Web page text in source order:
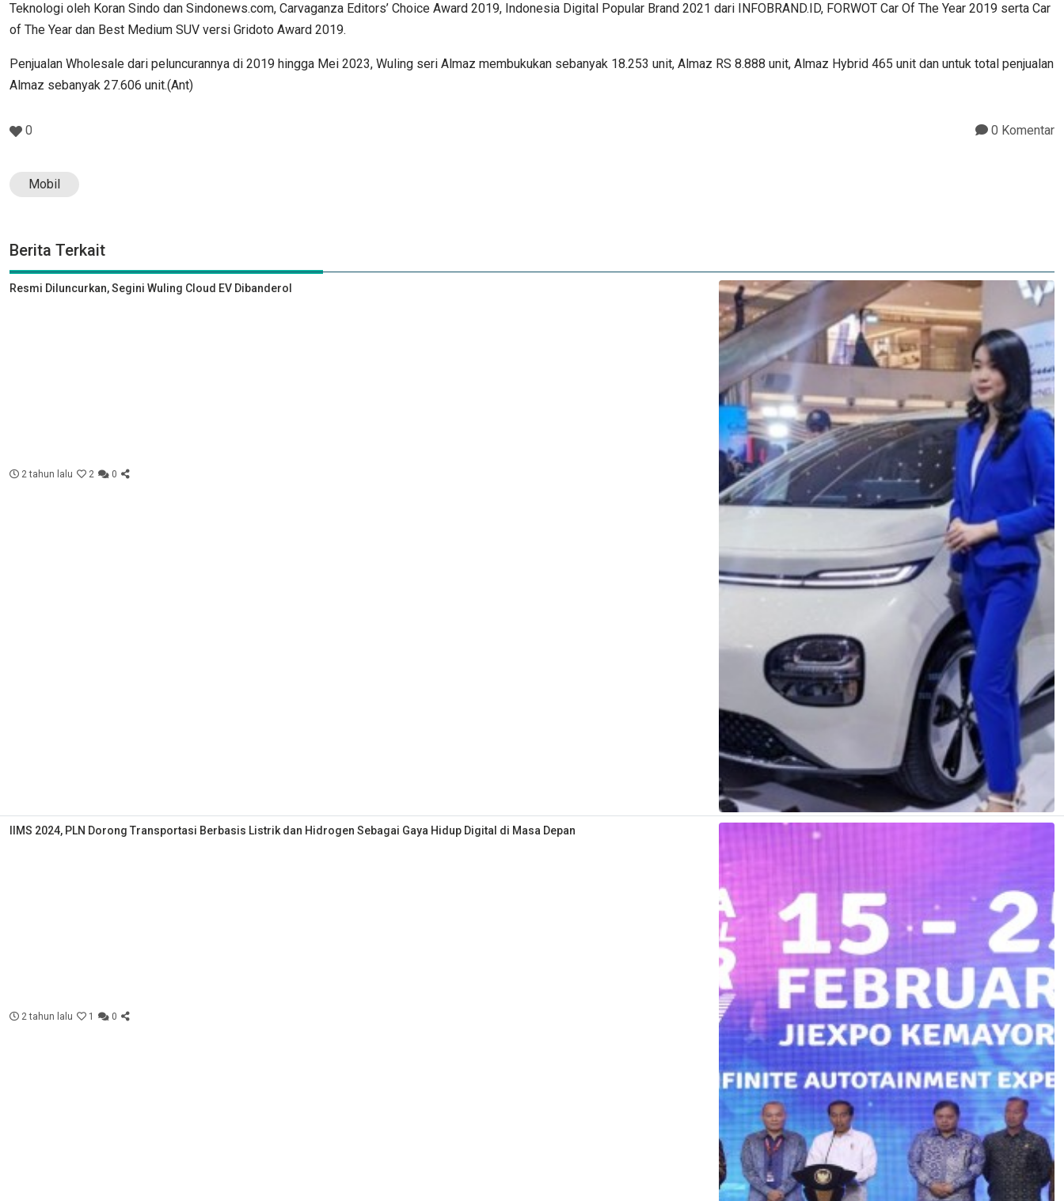
Teknologi oleh Koran Sindo dan Sindonews.com, Carvaganza Editors’ Choice Award 2019, Indonesia Digital Popular Brand 2021 dari INFOBRAND.ID, FORWOT Car Of The Year 2019 serta Car
of The Year dan Best Medium SUV versi Gridoto Award 2019.
Penjualan Wholesale dari peluncurannya di 2019 hingga Mei 2023, Wuling seri Almaz membukukan sebanyak 18.253 unit, Almaz RS 8.888 unit, Almaz Hybrid 465 unit dan untuk total penjualan
Almaz sebanyak 27.606 unit.(Ant)
0 0 Komentar
Mobil
Berita Terkait
Resmi Diluncurkan, Segini Wuling Cloud EV Dibanderol
2 tahun lalu 2 0
IIMS 2024, PLN Dorong Transportasi Berbasis Listrik dan Hidrogen Sebagai Gaya Hidup Digital di Masa Depan
2 tahun lalu 1 0